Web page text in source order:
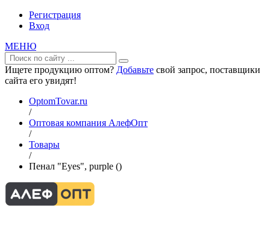
Регистрация
Вход
МЕНЮ
Ищете продукцию оптом? Добавьте свой запрос, поставщики
сайта его увидят!
OptomTovar.ru
/
Оптовая компания АлефОпт
/
Товары
/
Пенал "Eyes", purple ()